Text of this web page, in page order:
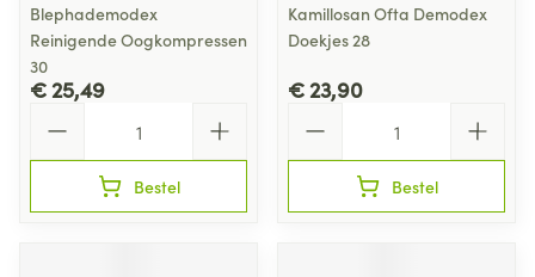
Blephademodex
Reinigende Oogkompressen
30
€ 25,49
Bestel
Kamillosan Ofta Demodex
Doekjes 28
€ 23,90
Bestel